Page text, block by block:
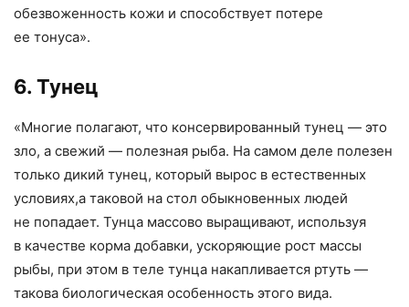
обезвоженность кожи и способствует потере
ее тонуса».
6. Тунец
«Многие полагают, что консервированный тунец — это
зло, а свежий — полезная рыба. На самом деле полезен
только дикий тунец, который вырос в естественных
условиях,а таковой на стол обыкновенных людей
не попадает. Тунца массово выращивают, используя
в качестве корма добавки, ускоряющие рост массы
рыбы, при этом в теле тунца накапливается ртуть —
такова биологическая особенность этого вида.